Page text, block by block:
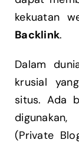
kekuatan
Backlink.
Dalam
krusial
situs. Ada
(Private